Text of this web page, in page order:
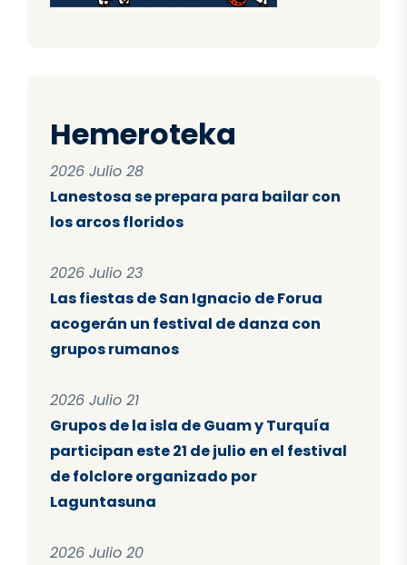
Hemeroteka
2026 Julio 28
Lanestosa se prepara para bailar con
los arcos floridos
2026 Julio 23
Las fiestas de San Ignacio de Forua
acogerán un festival de danza con
grupos rumanos
2026 Julio 21
Grupos de la isla de Guam y Turquía
participan este 21 de julio en el festival
de folclore organizado por
Laguntasuna
2026 Julio 20